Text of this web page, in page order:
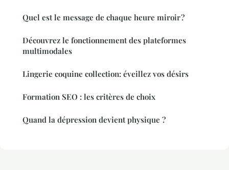
Quel est le message de chaque heure miroir ?
Découvrez le fonctionnement des plateformes
multimodales
Lingerie coquine collection: éveillez vos désirs
Formation SEO : les critères de choix
Quand la dépression devient physique ?